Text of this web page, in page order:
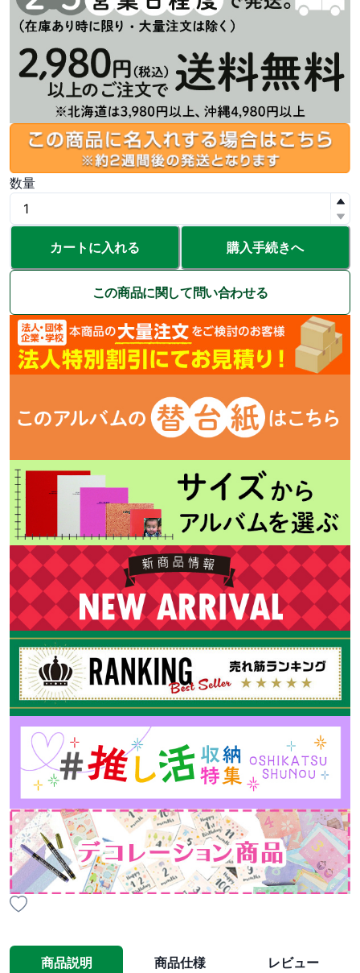
数量
カートに入れる 購入手続きへ
この商品に関して問い合わせる
商品説明 商品仕様 レビュー